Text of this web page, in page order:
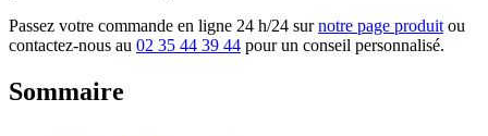
Passez votre commande en ligne 24 h/24 surnotre page produitou
contactez-nous au 02 35 44 39 44 pour un conseil personnalisé.
Sommaire